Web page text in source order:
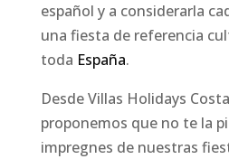
español y a considerarla
una fiesta de referencia
toda España.
Desde Villas Holidays
proponemos que no te la
impregnes de nuestras